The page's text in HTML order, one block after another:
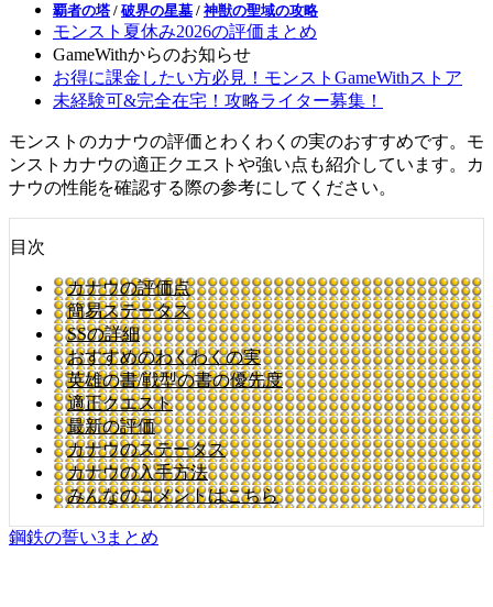
覇者の塔 / 破界の星墓 / 神獣の聖域の攻略
モンスト夏休み2026の評価まとめ
GameWithからのお知らせ
お得に課金したい方必見！モンストGameWithストア
未経験可&完全在宅！攻略ライター募集！
モンストのカナウの評価とわくわくの実のおすすめです。モ
ンストカナウの適正クエストや強い点も紹介しています。カ
ナウの性能を確認する際の参考にしてください。
目次
カナウの評価点
簡易ステータス
SSの詳細
おすすめのわくわくの実
英雄の書/戦型の書の優先度
適正クエスト
最新の評価
カナウのステータス
カナウの入手方法
みんなのコメントはこちら
鋼鉄の誓い3まとめ